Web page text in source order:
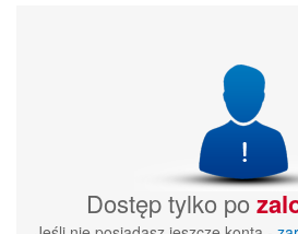
Dostęp tylko po